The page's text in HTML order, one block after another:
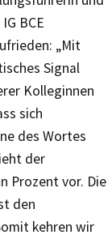
BCE
„Mit
Signal
Kolleginnen
sich
des Wortes
der
Prozent vor. Die
den
kehren wir